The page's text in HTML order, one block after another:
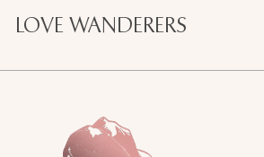
LOVE WANDERERS